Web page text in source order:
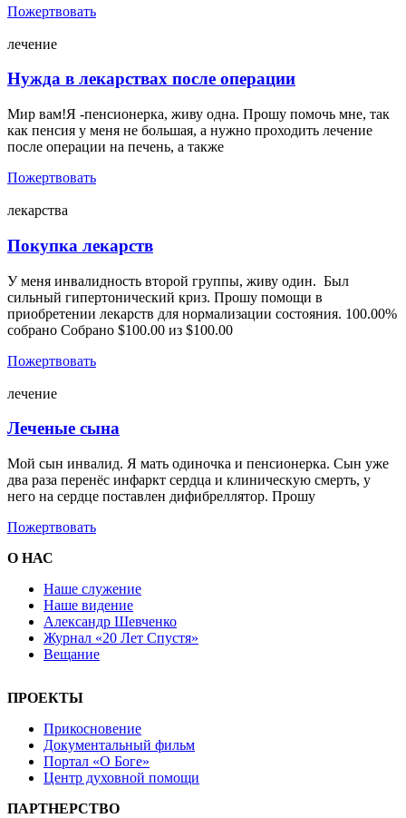
Пожертвовать
лечение
Нужда в лекарствах после операции
Мир вам!Я -пенсионерка, живу одна. Прошу помочь мне, так
как пенсия у меня не большая, а нужно проходить лечение
после операции на печень, а также
Пожертвовать
лекарства
Покупка лекарств
У меня инвалидность второй группы, живу один. Был
сильный гипертонический криз. Прошу помощи в
приобретении лекарств для нормализации состояния. 100.00%
собрано Собрано $100.00 из $100.00
Пожертвовать
лечение
Леченые сына
Мой сын инвалид. Я мать одиночка и пенсионерка. Сын уже
два раза перенёс инфаркт сердца и клиническую смерть, у
него на сердце поставлен дифибреллятор. Прошу
Пожертвовать
О НАС
Наше служение
Наше видение
Александр Шевченко
Журнал «20 Лет Спустя»
Вещание
ПРОЕКТЫ
Прикосновение
Документальный фильм
Портал «О Боге»
Центр духовной помощи
ПАРТНЕРСТВО